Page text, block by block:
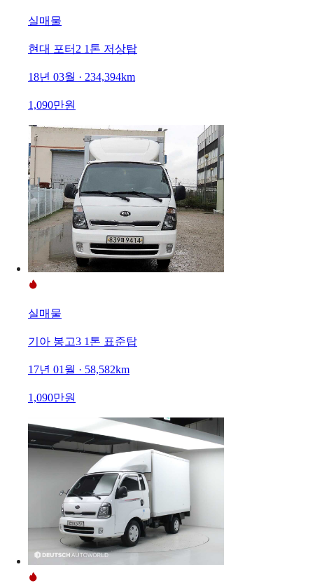
실매물
현대 포터2 1톤 저상탑
18년 03월 · 234,394km
1,090만원
실매물
기아 봉고3 1톤 표준탑
17년 01월 · 58,582km
1,090만원